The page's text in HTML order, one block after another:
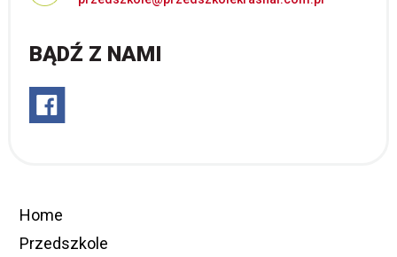
BĄDŹ Z NAMI
Home
Przedszkole